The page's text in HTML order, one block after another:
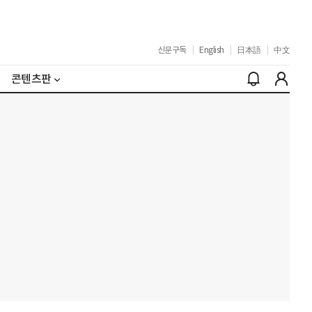
신문구독 English 日本語 中文
콘텐츠판